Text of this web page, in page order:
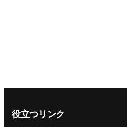
役立つリンク